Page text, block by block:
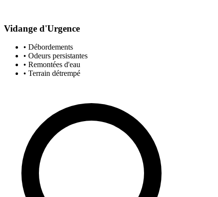
Vidange d'Urgence
• Débordements
• Odeurs persistantes
• Remontées d'eau
• Terrain détrempé